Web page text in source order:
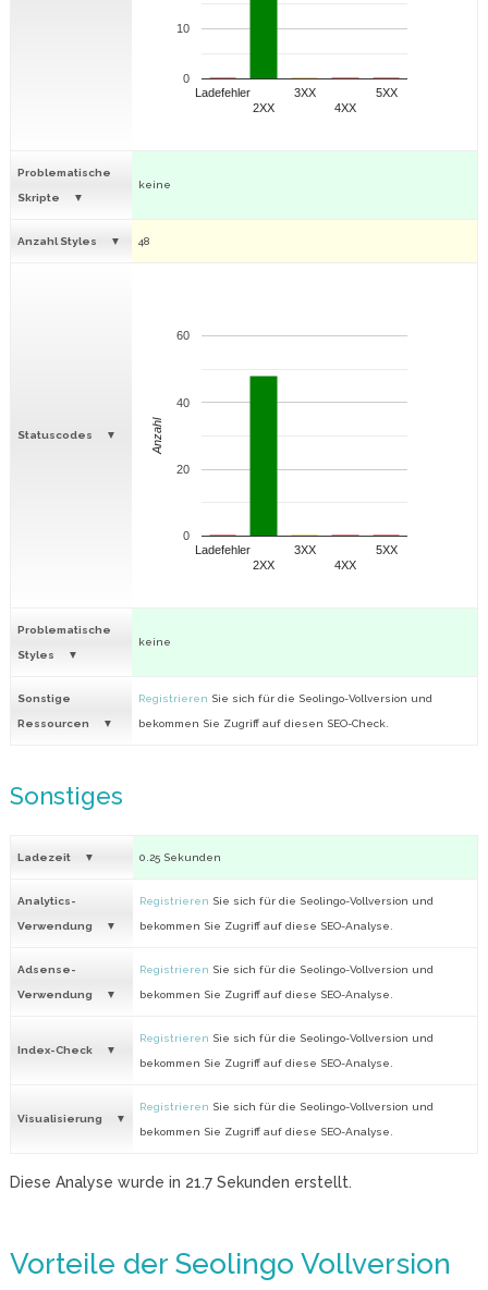
Ladefehler
2XX
3XX
4XX
5XX
0
10
Problematische
Skripte
keine
Anzahl Styles 48
Statuscodes
Ladefehler
2XX
3XX
4XX
5XX
0
20
40
60
Anzahl
Problematische
Styles
keine
Sonstige
Ressourcen
Registrieren Sie sich für die Seolingo-Vollversion und
bekommen Sie Zugriff auf diesen SEO-Check.
Sonstiges
Ladezeit 0.25 Sekunden
Analytics-
Verwendung
Registrieren Sie sich für die Seolingo-Vollversion und
bekommen Sie Zugriff auf diese SEO-Analyse.
Adsense-
Verwendung
Registrieren Sie sich für die Seolingo-Vollversion und
bekommen Sie Zugriff auf diese SEO-Analyse.
Index-Check
Registrieren Sie sich für die Seolingo-Vollversion und
bekommen Sie Zugriff auf diese SEO-Analyse.
Visualisierung
Registrieren Sie sich für die Seolingo-Vollversion und
bekommen Sie Zugriff auf diese SEO-Analyse.
Diese Analyse wurde in 21.7Sekunden erstellt.
Vorteile der Seolingo Vollversion